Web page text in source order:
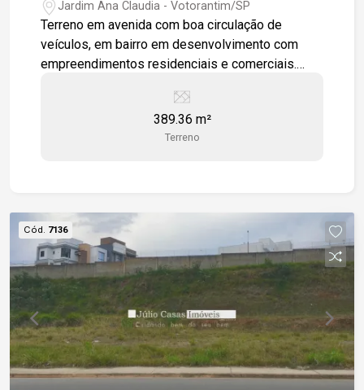
Jardim Ana Claudia - Votorantim/SP
Terreno em avenida com boa circulação de
veículos, em bairro em desenvolvimento com
empreendimentos residenciais e comerciais.
Nogueira Padilha. Possibilidade de compra de
389.36 m²
Terreno
Cód. 7136